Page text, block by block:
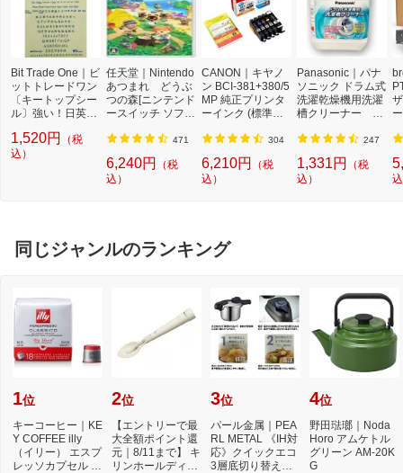
Bit Trade One｜ビ
ットトレードワン
〔キートップシー
ル〕強い！日英対
プシールセット ブ
ルー DYKTSBL
1,520円
（税
込）
任天堂｜Nintendo
あつまれ どうぶ
つの森[ニンテンド
ースイッチ ソフ
471
6,240円
（税
込）
CANON｜キヤノ
ン BCI-381+380/5
MP 純正プリンタ
ーインク (標準容
3813805MP] 304
6,210円
（税
込）
Panasonic｜パナ
ソニック ドラム式
洗濯乾燥機用洗濯
槽クリーナー N-
機 洗浄 洗剤 750m
l NW2]【rb_pcp】
247
1,331円
（税
込）
T
同じジャンルのランキング
1位
キーコーヒー｜KE
Y COFFEE illy
（イリー） エスプ
レッソカプセル ミ
2位
【エントリーで最
大全額ポイント還
元｜8/11まで】 キ
リンホールディン
3位
パール金属｜PEA
RL METAL 《IH対
応》クイックエコ
3層底切り替え式
4位
野田琺瑯｜Noda
Horo アムケトル
グリーン AM-20K
G